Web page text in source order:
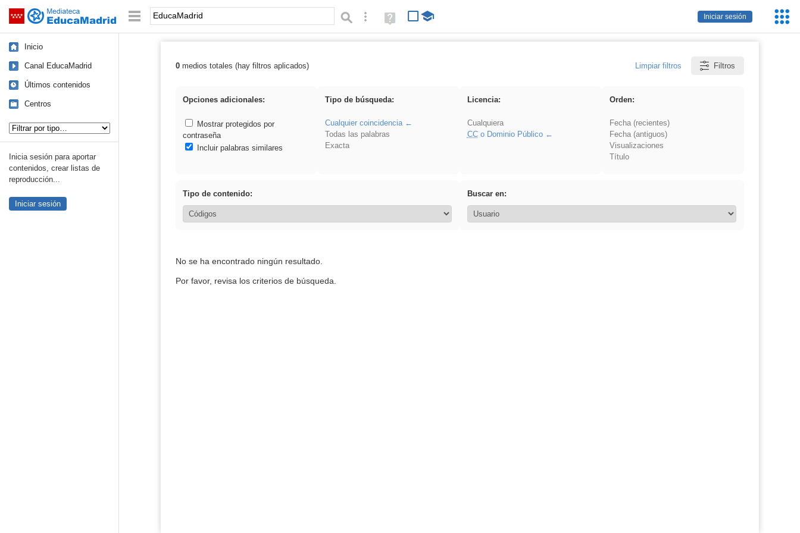
Saltar navegación
Iniciar sesión
Palabra o frase: Búsqueda avanzada
Ayuda
(en
Inicio
Canal EducaMadrid
Últimos contenidos
Centros
Inicia sesión para aportar
contenidos, crear listas de
reproducción...
Iniciar sesión
Resultados de: EducaMadrid
0medios totales (hay filtros aplicados) Limpiar filtros Filtros
Opciones adicionales:
Mostrar protegidos por
contraseña
Incluir palabras similares
Tipo de búsqueda:
Cualquier coincidencia
Todas las palabras
Exacta
Licencia:
Cualquiera
CCo Dominio Público
Orden:
Fecha (recientes)
Fecha (antiguos)
Visualizaciones
Título
Tipo de contenido: Buscar en:
No se ha encontrado ningún resultado.
Por favor, revisa los criterios de búsqueda.